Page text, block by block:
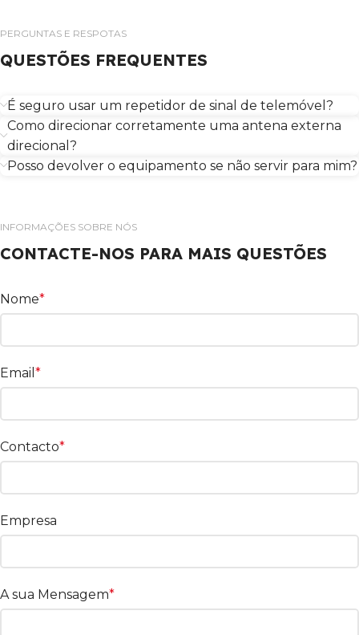
PERGUNTAS E RESPOTAS
QUESTÕES FREQUENTES
É seguro usar um repetidor de sinal de telemóvel?
Como direcionar corretamente uma antena externa
direcional?
Posso devolver o equipamento se não servir para mim?
INFORMAÇÕES SOBRE NÓS
CONTACTE-NOS PARA MAIS QUESTÕES
Nome*
Email *
Contacto*
Empresa
A sua Mensagem*